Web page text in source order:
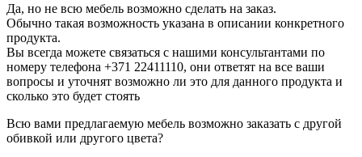
Да, но не всю мебель возможно сделать на заказ.
Обычно такая возможность указана в описании конкретного
продукта.
Вы всегда можете связаться с нашими консультантами по
номеру телефона +371 22411110, они ответят на все ваши
вопросы и уточнят возможно ли это для данного продукта и
сколько это будет стоять
Всю вами предлагаемую мебель возможно заказать с другой
обивкой или другого цвета?